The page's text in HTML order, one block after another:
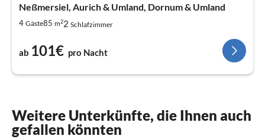
Neßmersiel, Aurich & Umland, Dornum & Umland
4 Gäste85 m22 Schlafzimmer
ab 101€ pro Nacht
Weitere Unterkünfte, die Ihnen auch
gefallen könnten